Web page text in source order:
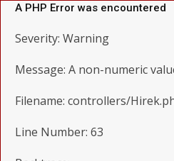
A PHP Error was encountered
Severity: Warning
Message: A non-numeric
Filename: controllers/
Line Number: 63